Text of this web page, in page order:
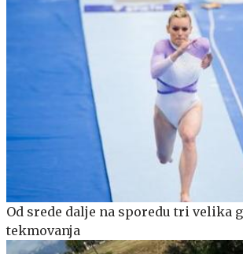
Od srede dalje na sporedu tri velika
tekmovanja